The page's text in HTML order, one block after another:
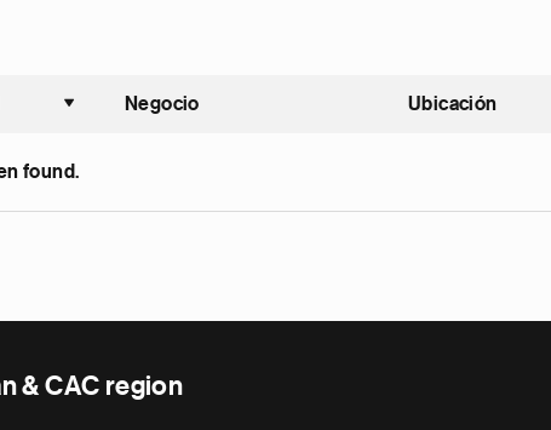
Ordenar ascendente
Negocio Ubicación
found.
& CAC region